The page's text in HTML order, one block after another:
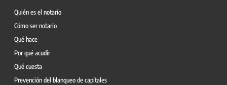
Quién es el notario
Cómo ser notario
Qué hace
Por qué acudir
Qué cuesta
Prevención del blanqueo de capitales